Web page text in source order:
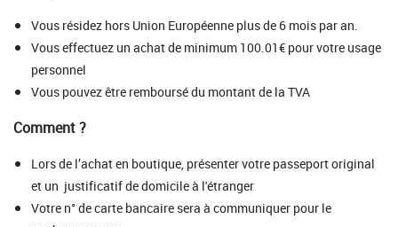
Vous résidez hors Union Européenne plus de 6 mois par an.
Vous effectuez un achat de minimum 100.01€ pour votre usage
personnel
Vous pouvez être remboursé du montant de la TVA
Comment ?
Lors de l’achat en boutique, présenter votre passeport original
et un justificatif de domicile à l'étranger
Votre n° de carte bancaire sera à communiquer pour le